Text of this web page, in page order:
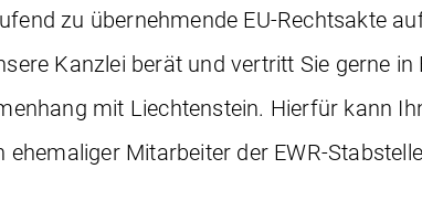
zu übernehmende EU-Rechtsakte
Kanzlei berät und vertritt Sie gerne in
mit Liechtenstein. Hierfür kann
Mitarbeiter der EWR-